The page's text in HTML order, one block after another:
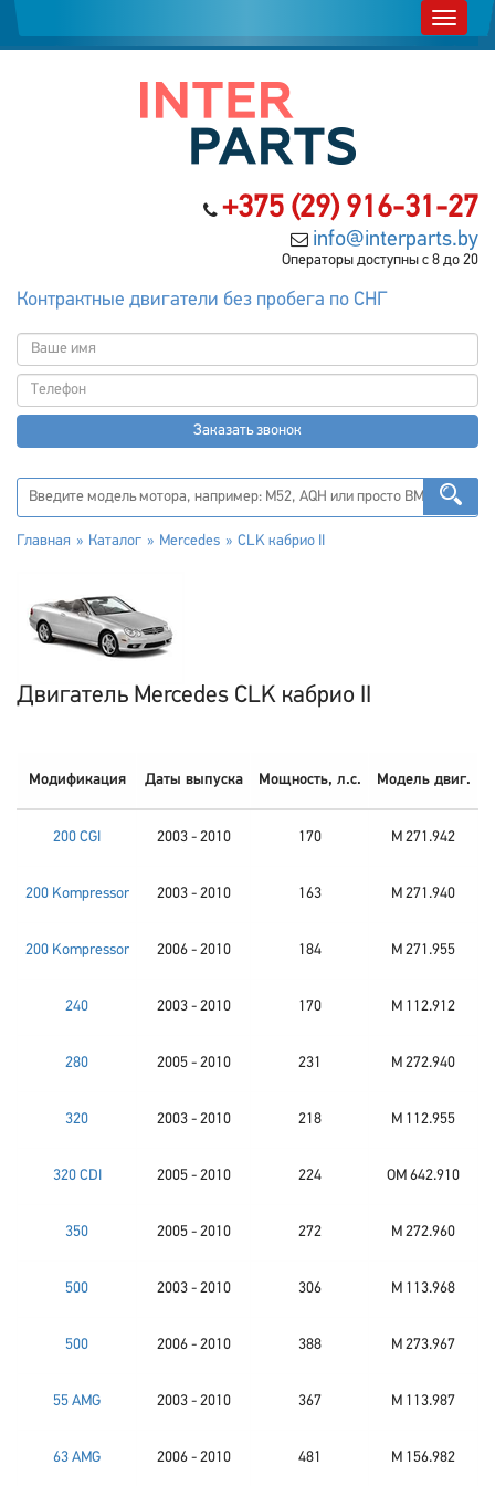
+375 (29) 916-31-27
info@interparts.by
Операторы доступны с 8 до 20
Контрактные двигатели без пробега по СНГ
Заказать звонок
Главная Каталог Mercedes CLK кабрио II
Двигатель Mercedes CLK кабрио II
Модификация Даты выпуска Мощность, л.с. Модель двиг.
200 CGI 2003 - 2010 170 M 271.942
200 Kompressor 2003 - 2010 163 M 271.940
200 Kompressor 2006 - 2010 184 M 271.955
240 2003 - 2010 170 M 112.912
280 2005 - 2010 231 M 272.940
320 2003 - 2010 218 M 112.955
320 CDI 2005 - 2010 224 OM 642.910
350 2005 - 2010 272 M 272.960
500 2003 - 2010 306 M 113.968
500 2006 - 2010 388 M 273.967
55 AMG 2003 - 2010 367 M 113.987
63 AMG 2006 - 2010 481 M 156.982